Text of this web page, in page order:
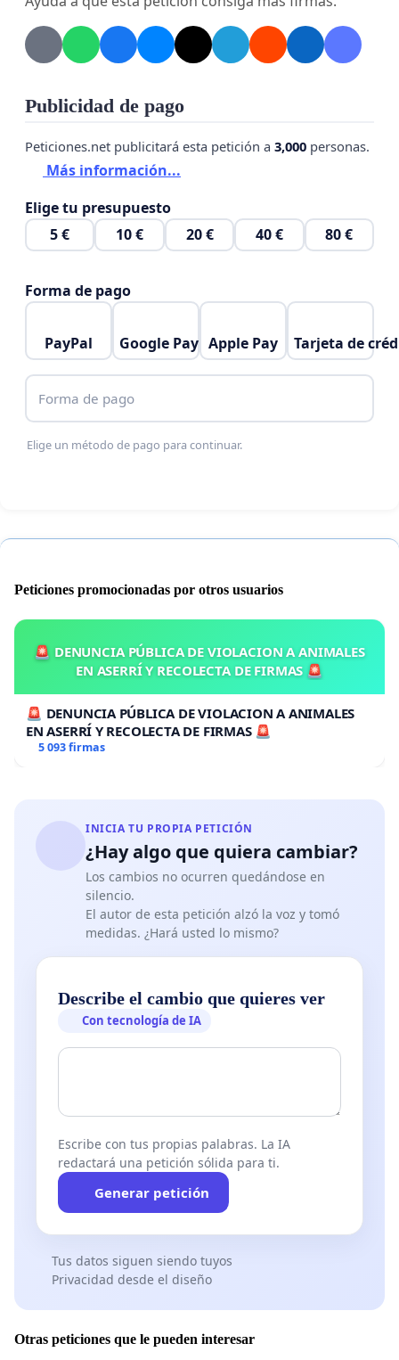
Publicidad de pago
Peticiones.net publicitará esta petición a 3,000 personas.
Más información...
Elige tu presupuesto
5 €
10 € 20 € 40 € 80 €
Forma de pago
PayPal Google Pay Apple Pay Tarjeta de
Forma de pago
Elige un método de pago para continuar.
Peticiones promocionadas por otros usuarios
🚨 DENUNCIA PÚBLICA DE VIOLACION A ANIMALES
EN ASERRÍ Y RECOLECTA DE FIRMAS 🚨
🚨 DENUNCIA PÚBLICA DE VIOLACION A ANIMALES
EN ASERRÍ Y RECOLECTA DE FIRMAS 🚨
5 093 firmas
INICIA TU PROPIA PETICIÓN
¿Hay algo que quiera cambiar?
Los cambios no ocurren quedándose en
silencio.
El autor de esta petición alzó la voz y tomó
medidas. ¿Hará usted lo mismo?
Describe el cambio que quieres ver
Con tecnología de IA
Escribe con tus propias palabras. La IA
redactará una petición sólida para ti.
Generar petición
Tus datos siguen siendo tuyos
Privacidad desde el diseño
Otras peticiones que le pueden interesar